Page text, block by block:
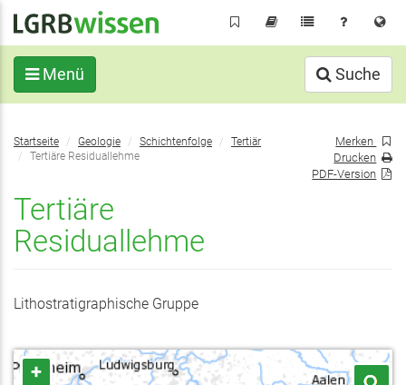
Inhalt
Menü Suche
Sie
befinden
Startseite Geologie Schichtenfolge
Tertiär
Tertiäre Residuallehme
Tertiäre
Residuallehme
Merken
Drucken
PDF-Version
Lithostratigraphische Gruppe
+